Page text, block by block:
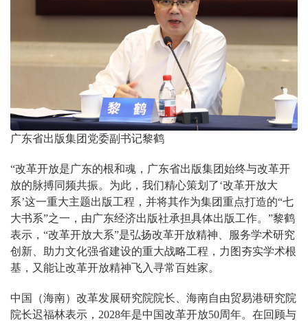
广东省出版集团党委副书记黎鹤
“改革开放是广东的根和魂，广东省出版集团始终与改革开
放的脉搏同频共振。为此，我们精心策划了‘改革开放大
系’这一重大主题出版工程，并将其作为集团重点打造的“七
大书系”之一，由广东经济出版社承担具体出版工作。”黎鹤
表示，“改革开放大系”是弘扬改革开放精神、服务学术研究
创新、助力文化强省建设的重大战略工程，力图夯实学术根
基，又能让改革开放精神飞入寻常百姓家。
中国（海南）改革发展研究院院长、海南自由贸易港研究院
院长迟福林表示，2028年是中国改革开放50周年。在回顾与